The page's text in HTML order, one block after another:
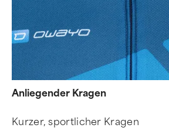
Anliegender Kragen
Kurzer, sportlicher Kragen